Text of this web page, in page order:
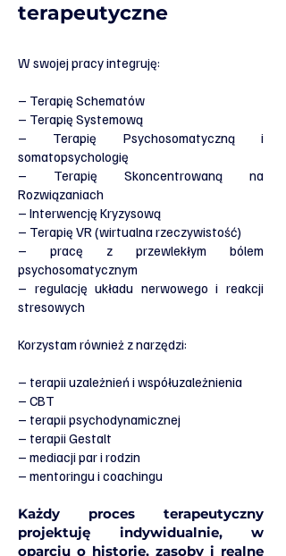
terapeutyczne
W swojej pracy integruję:
– Terapię Schematów
– Terapię Systemową
– Terapię Psychosomatyczną i
somatopsychologię
– Terapię Skoncentrowaną na
Rozwiązaniach
– Interwencję Kryzysową
– Terapię VR (wirtualna rzeczywistość)
– pracę z przewlekłym bólem
psychosomatycznym
– regulację układu nerwowego i reakcji
stresowych
Korzystam również z narzędzi:
– terapii uzależnień i współuzależnienia
– CBT
– terapii psychodynamicznej
– terapii Gestalt
– mediacji par i rodzin
– mentoringu i coachingu
Każdy proces terapeutyczny
projektuję indywidualnie, w
oparciu o historię, zasoby i realne